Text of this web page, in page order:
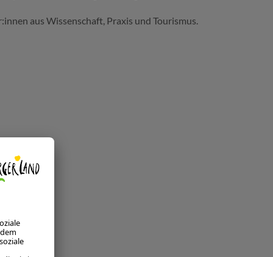
aus Wissenschaft, Praxis und Tourismus.